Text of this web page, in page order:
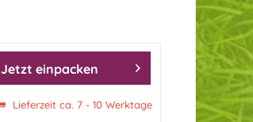
Jetzt einpacken
Lieferzeit ca. 7 - 10 Werktage